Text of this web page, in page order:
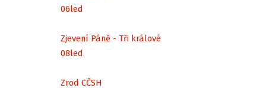
06led
Zjevení Páně - Tři králové
08led
Zrod CČSH